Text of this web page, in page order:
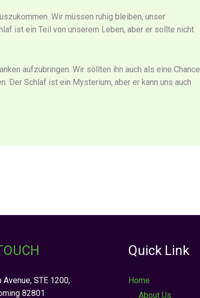
Wir müssen ruhig bleiben, unser
ist ein Teil von unserem Leben, aber er sollte nicht
aufzubringen. Wir sollten ihn auch als eine Chance
Der Schlaf ist ein Mysterium, aber er kann uns auch
STE 1200,
82801
Quick Link
Home
About Us